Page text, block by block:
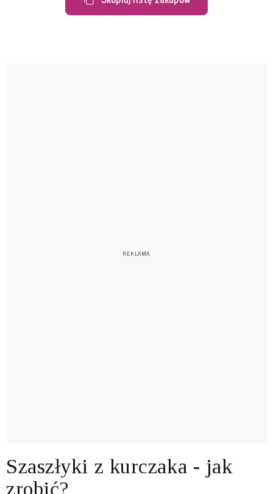
Szaszłyki z kurczaka - jak
zrobić?